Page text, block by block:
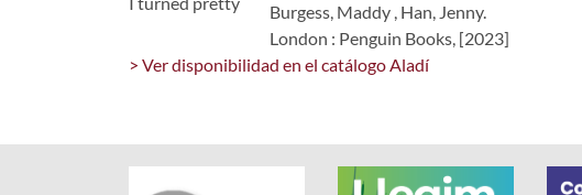
Burgess, Maddy , Han, Jenny.
London : Penguin Books, [2023]
> Ver disponibilidad en el catálogo Aladí